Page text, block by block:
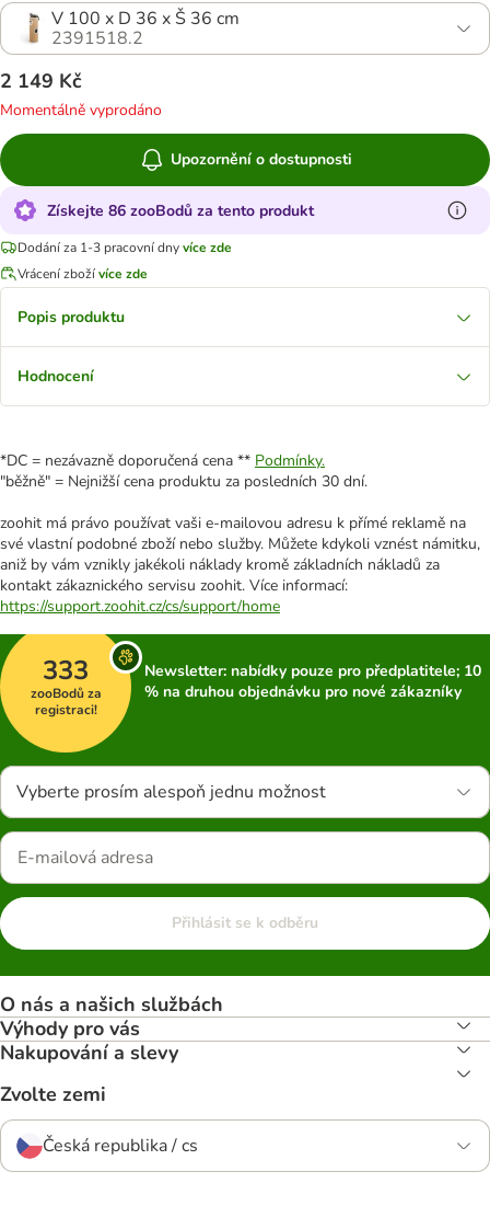
V 100 x D 36 x Š 36 cm
2391518.2
2 149 Kč
Momentálně vyprodáno
Upozornění o dostupnosti
Získejte 86 zooBodů za tento produkt
Dodání za 1-3 pracovní dnyvíce zde
Vrácení zbožívíce zde
Popis produktu
Hodnocení
*DC = nezávazně doporučená cena ** Podmínky.
"běžně" = Nejnižší cena produktu za posledních 30 dní.
zoohit má právo používat vaši e-mailovou adresu k přímé reklamě na
své vlastní podobné zboží nebo služby. Můžete kdykoli vznést námitku,
aniž by vám vznikly jakékoli náklady kromě základních nákladů za
kontakt zákaznického servisu zoohit. Více informací:
https://support.zoohit.cz/cs/support/home
333
zooBodů za
registraci!
Newsletter: nabídky pouze pro předplatitele; 10
% na druhou objednávku pro nové zákazníky
Vyberte prosím alespoň jednu možnost
Přihlásit se k odběru
O nás a našich službách
Výhody pro vás
Nakupování a slevy
Zvolte zemi
Česká republika / cs